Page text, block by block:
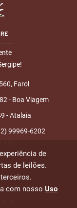
Farol
- Boa Viagem
- Atalaia
99969-6202
18h
de
de leilões.
com nosso Uso